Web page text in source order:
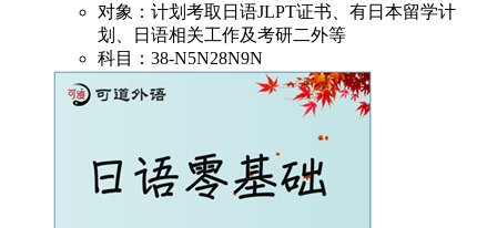
对象：计划考取日语JLPT证书、有日本留学计
划、日语相关工作及考研二外等
科目：38-N5N28N9N